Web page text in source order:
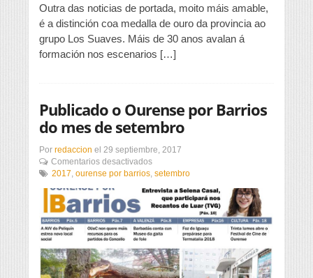
Outra das noticias de portada, moito máis amable,
é a distinción coa medalla de ouro da provincia ao
grupo Los Suaves. Máis de 30 anos avalan á
formación nos escenarios […]
Publicado o Ourense por Barrios
do mes de setembro
Por redaccion el 29 septiembre, 2017
Comentarios desactivadosen
Publicado
Ourense
por
Barrios
do
de
setembro
2017 ourense por barrios setembro